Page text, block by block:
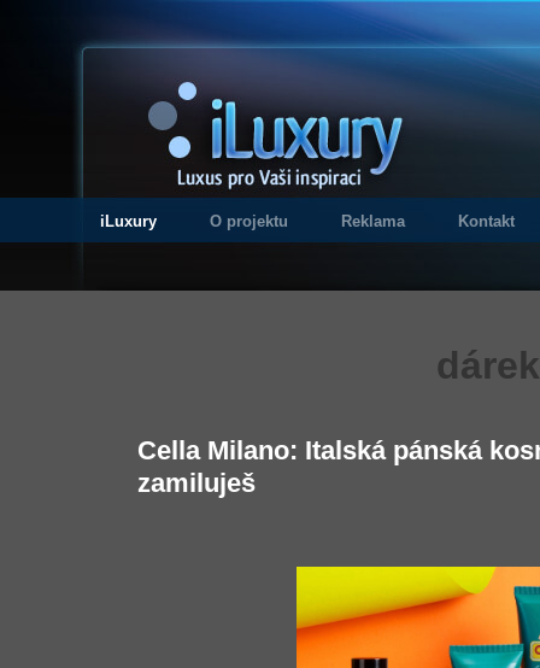
iLuxury O projektu Reklama Kontakt
dárek
Cella Milano: Italská pánská
zamiluješ